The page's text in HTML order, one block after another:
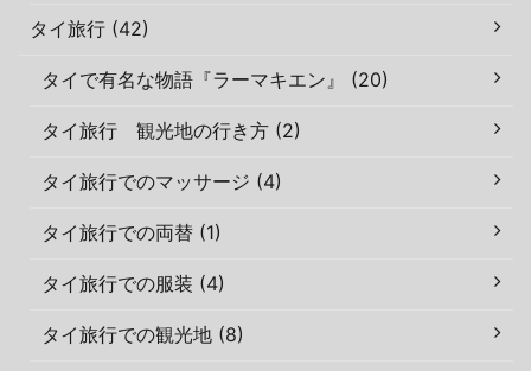
タイ旅行 (42)
タイで有名な物語『ラーマキエン』 (20)
タイ旅行 観光地の行き方 (2)
タイ旅行でのマッサージ (4)
タイ旅行での両替 (1)
タイ旅行での服装 (4)
タイ旅行での観光地 (8)